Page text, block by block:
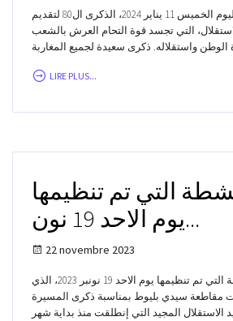
يخلد الشعب المغربي اليوم الخميس 11 يناير 2024، الذكرى ال80 لتقديم
التي تجسد قوة التحام العرش بالشعب
واستقلاله. ذكرى سعيدة لجميع المغاربة
LIRE PLUS...
التي تم تنظيمها
يوم الاحد 19 نون...
22 novembre 2023
عودة بالصور للأنشطة التي تم تنظيمها يوم الاحد 19 نونبر 2023، الذي
مقاطعة سيدي بليوط بمناسبة ذكرى المسيرة
المجيد التي إنطلقت منذ بداية شهر